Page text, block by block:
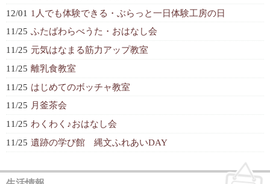
12/01 1人でも体験できる・ぶらっと一日体験工房の日
11/25 ふたばわらべうた・おはなし会
11/25 元気はなまる筋力アップ教室
11/25 離乳食教室
11/25 はじめてのボッチャ教室
11/25 月釜茶会
11/25 わくわく♪おはなし会
11/25 遺跡の学び館 縄文ふれあいDAY